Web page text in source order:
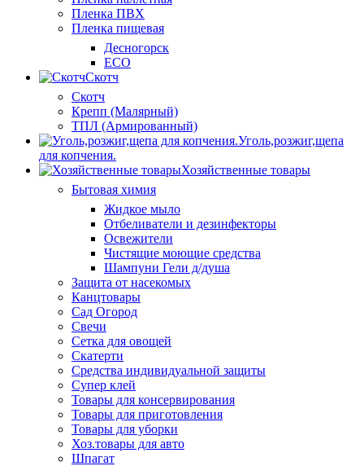
Пленка ПВХ
Пленка пищевая
Десногорск
ECO
Скотч
Скотч
Крепп (Малярный)
ТПЛ (Армированный)
Уголь,розжиг,щепа
для копчения.
Хозяйственные товары
Бытовая химия
Жидкое мыло
Отбеливатели и дезинфекторы
Освежители
Чистящие моющие средства
Шампуни Гели д/душа
Защита от насекомых
Канцтовары
Сад Огород
Свечи
Сетка для овощей
Скатерти
Средства индивидуальной защиты
Супер клей
Товары для консервирования
Товары для приготовления
Товары для уборки
Хоз.товары для авто
Шпагат